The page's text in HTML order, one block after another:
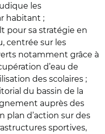
les
habitant ;
pour sa stratégie en
centrée sur les
notamment grâce à
d’eau de
des scolaires ;
du bassin de la
auprès des
plan d’action sur des
sportives,